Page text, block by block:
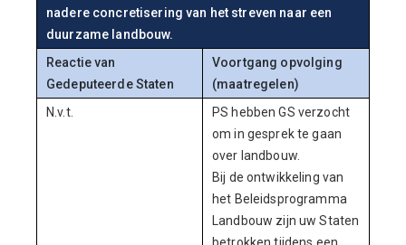
nadere concretisering van het streven naar een
duurzame landbouw.
Reactie van
Gedeputeerde Staten
Voortgang opvolging
(maatregelen)
N.v.t.
PS hebben GS verzocht
om in gesprek te gaan
over landbouw.
Bij de ontwikkeling van
het Beleidsprogramma
Landbouw zijn uw Staten